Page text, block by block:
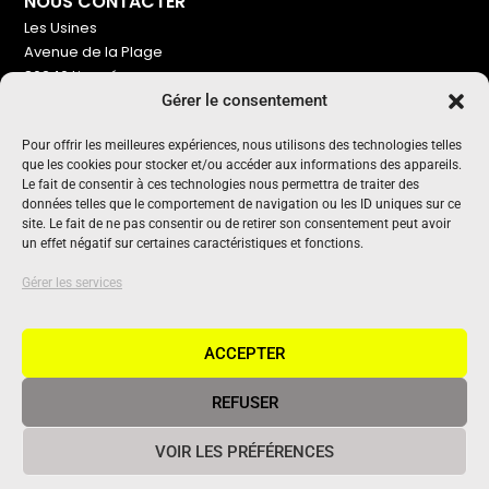
Gérer le consentement
Pour offrir les meilleures expériences, nous utilisons des technologies telles
que les cookies pour stocker et/ou accéder aux informations des appareils.
Le fait de consentir à ces technologies nous permettra de traiter des
données telles que le comportement de navigation ou les ID uniques sur ce
site. Le fait de ne pas consentir ou de retirer son consentement peut avoir
un effet négatif sur certaines caractéristiques et fonctions.
Gérer les services
ACCEPTER
REFUSER
VOIR LES PRÉFÉRENCES
Les Usines
Avenue de la Plage
86240 Ligugé
NOUS SOUTENIR
Pour maintenir un média indépendant, gratuit et sans
publicité
Oui !
© 2020 Vivant Communication • Tous droits réservés •